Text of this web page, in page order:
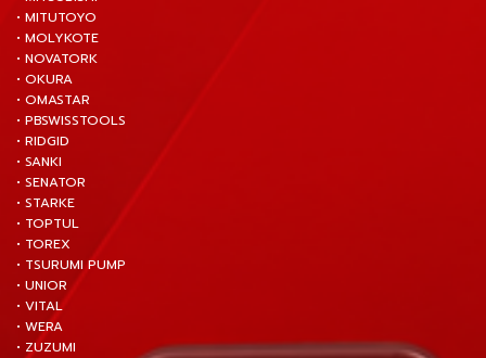
• MITUTOYO
• MOLYKOTE
• NOVATORK
• OKURA
• OMASTAR
• PBSWISSTOOLS
• RIDGID
• SANKI
• SENATOR
• STARKE
• TOPTUL
• TOREX
• TSURUMI PUMP
• UNIOR
• VITAL
• WERA
• ZUZUMI